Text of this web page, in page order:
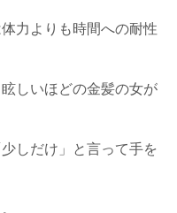
力よりも時間への耐性
しいほどの金髪の女が
しだけ」と言って手を